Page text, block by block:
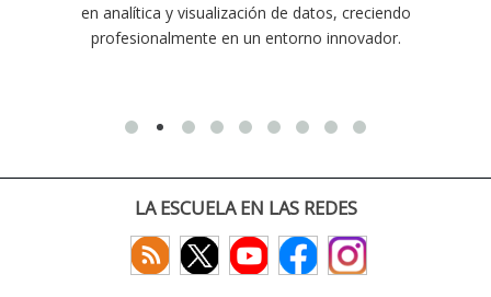
convencido de que elegir teleco ha sido una de las
decisiones que he tomado.
LA ESCUELA EN LAS REDES